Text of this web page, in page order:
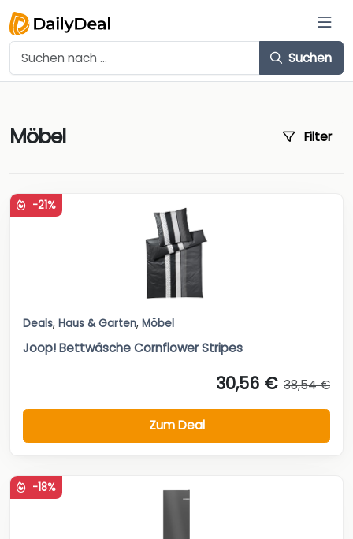
Suchen
Möbel Filter
-21%
Deals, Haus & Garten, Möbel
Joop! Bettwäsche Cornflower Stripes
30,56 € 38,54 €
Zum Deal
-18%